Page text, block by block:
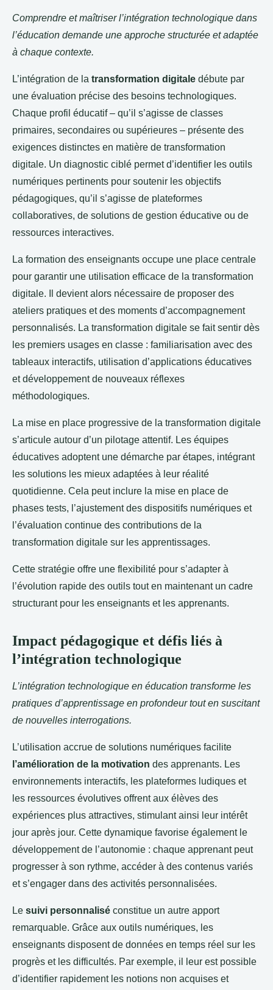
Comprendre et maîtriser l’intégration technologique dans
l’éducation demande une approche structurée et adaptée
à chaque contexte.
L’intégration de la transformation digitale débute par
une évaluation précise des besoins technologiques.
Chaque profil éducatif – qu’il s’agisse de classes
primaires, secondaires ou supérieures – présente des
exigences distinctes en matière de transformation
digitale. Un diagnostic ciblé permet d’identifier les outils
numériques pertinents pour soutenir les objectifs
pédagogiques, qu’il s’agisse de plateformes
collaboratives, de solutions de gestion éducative ou de
ressources interactives.
La formation des enseignants occupe une place centrale
pour garantir une utilisation efficace de la transformation
digitale. Il devient alors nécessaire de proposer des
ateliers pratiques et des moments d’accompagnement
personnalisés. La transformation digitale se fait sentir dès
les premiers usages en classe : familiarisation avec des
tableaux interactifs, utilisation d’applications éducatives
et développement de nouveaux réflexes
méthodologiques.
La mise en place progressive de la transformation digitale
s’articule autour d’un pilotage attentif. Les équipes
éducatives adoptent une démarche par étapes, intégrant
les solutions les mieux adaptées à leur réalité
quotidienne. Cela peut inclure la mise en place de
phases tests, l’ajustement des dispositifs numériques et
l’évaluation continue des contributions de la
transformation digitale sur les apprentissages.
Cette stratégie offre une flexibilité pour s’adapter à
l’évolution rapide des outils tout en maintenant un cadre
structurant pour les enseignants et les apprenants.
Impact pédagogique et défis liés à
l’intégration technologique
L’intégration technologique en éducation transforme les
pratiques d’apprentissage en profondeur tout en suscitant
de nouvelles interrogations.
L’utilisation accrue de solutions numériques facilite
l’amélioration de la motivation des apprenants. Les
environnements interactifs, les plateformes ludiques et
les ressources évolutives offrent aux élèves des
expériences plus attractives, stimulant ainsi leur intérêt
jour après jour. Cette dynamique favorise également le
développement de l’autonomie : chaque apprenant peut
progresser à son rythme, accéder à des contenus variés
et s’engager dans des activités personnalisées.
Le suivi personnalisé constitue un autre apport
remarquable. Grâce aux outils numériques, les
enseignants disposent de données en temps réel sur les
progrès et les difficultés. Par exemple, il leur est possible
d’identifier rapidement les notions non acquises et